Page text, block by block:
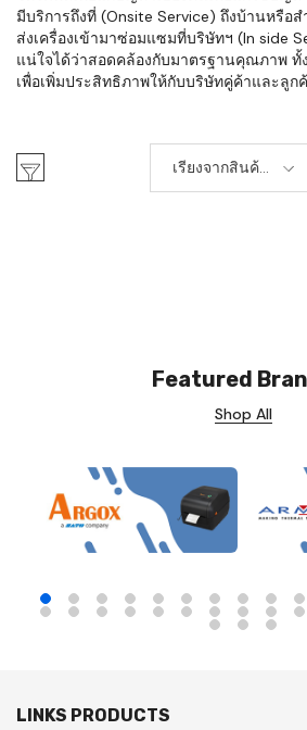
มีบริการถึงที่ (Onsite Service) ถึงบ้านหรือ
ส่งเครื่องเข้ามาซ่อมแซมที่บริษัทฯ (In side
แน่ใจได้ว่าสอดคล้องกับมาตรฐานคุณภาพ ทั้
เพื่อเพิ่มประสิทธิภาพให้กับบริษัทคู่ค้าและลูก
เรียงจากสินค้า
ใหม่-เก่า
Featured
Shop All
LINKS PRODUCTS